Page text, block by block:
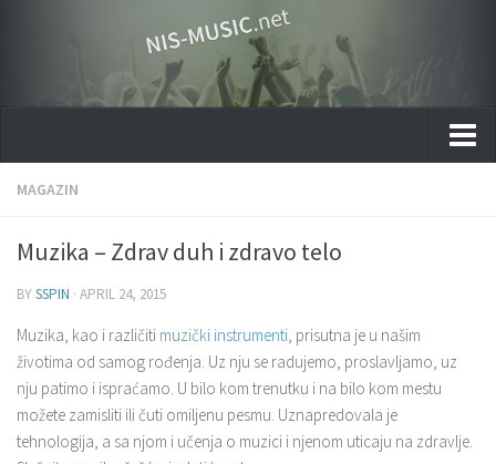
Home
Muzički umetnici Niša
Zašto Nis-Music.net
MAGAZIN
Muzika – Zdrav duh i zdravo telo
BYSSPIN · APRIL 24, 2015
Muzika, kao i različiti muzički instrumenti, prisutna je u našim
životima od samog rođenja. Uz nju se radujemo, proslavljamo, uz
nju patimo i ispraćamo. U bilo kom trenutku i na bilo kom mestu
možete zamisliti ili čuti omiljenu pesmu. Uznapredovala je
tehnologija, a sa njom i učenja o muzici i njenom uticaju na zdravlje.